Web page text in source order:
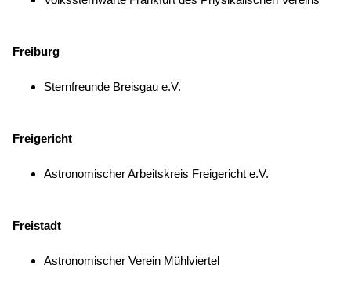
Freiburg
Sternfreunde Breisgau e.V.
Freigericht
Astronomischer Arbeitskreis Freigericht e.V.
Freistadt
Astronomischer Verein Mühlviertel